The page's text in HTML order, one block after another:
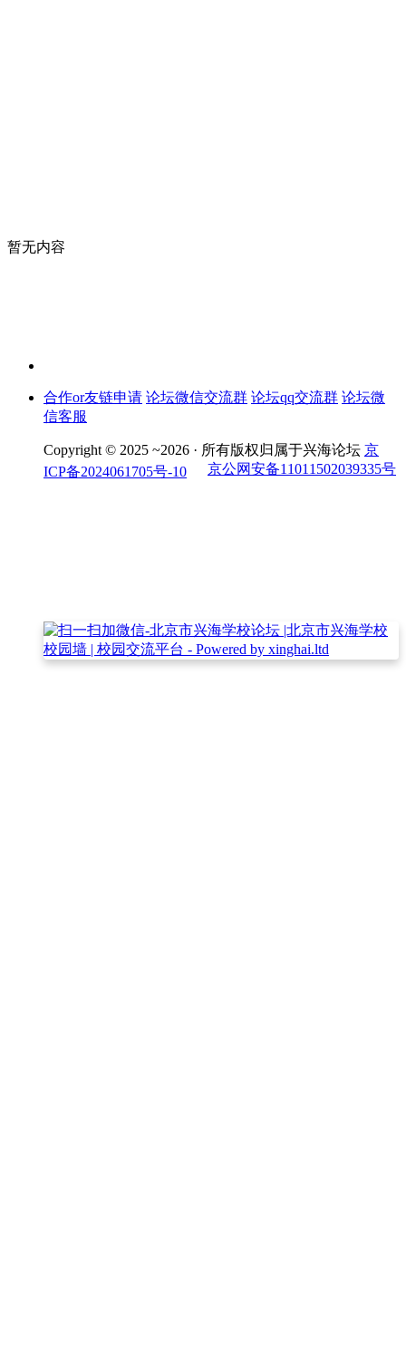
暂无内容
合作or友链申请 论坛微信交流群 论坛qq交流群 论坛微
信客服
Copyright © 2025 ~2026 · 所有版权归属于兴海论坛 京
ICP备2024061705号-10
京公网安备11011502039335号